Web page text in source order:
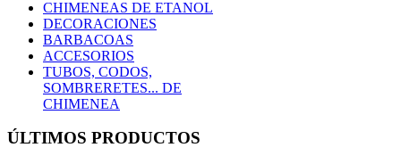
CHIMENEAS DE ETANOL
DECORACIONES
BARBACOAS
ACCESORIOS
TUBOS, CODOS,
SOMBRERETES... DE
CHIMENEA
ÚLTIMOS PRODUCTOS